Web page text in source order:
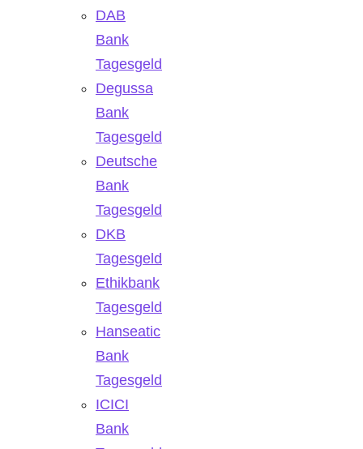
DAB
Bank
Tagesgeld
Degussa
Bank
Tagesgeld
Deutsche
Bank
Tagesgeld
DKB
Tagesgeld
Ethikbank
Tagesgeld
Hanseatic
Bank
Tagesgeld
ICICI
Bank